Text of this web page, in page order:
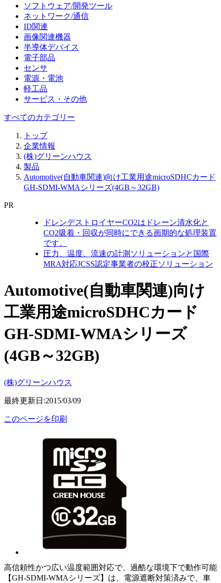
ソフトウェア/開発ツール
ネットワーク/通信
ID関連
画像関連機器
半導体デバイス
電子部品
センサ
電源・電池
軽工品
サービス・その他
すべてのカテゴリー
トップ
企業情報
(株)グリーンハウス
製品
Automotive(自動車関連)向け工業用途microSDHCカード
GH-SDMI-WMAシリーズ(4GB～32GB)
PR
ドレンデストロイヤーCO2はドレーン清水化と
CO2吸着・回収が同時にできる画期的な処理装置
です。
圧力、温度、流速の計測ソリューションと国際
MRA対応JCSS認定事業者の校正ソリューション
Automotive(自動車関連)向け
工業用途microSDHCカード
GH-SDMI-WMAシリーズ
(4GB～32GB)
(株)グリーンハウス
最終更新日:2015/03/09
このページを印刷
高信頼性かつ広い温度範囲対応で、過酷な環境下で動作可能
【GH-SDMI-WMAシリーズ】は、電源遮断対策済みで、車